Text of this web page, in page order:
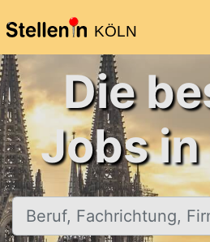
KÖLN
Die
Jobs
Beruf, Fachrichtung, Firma